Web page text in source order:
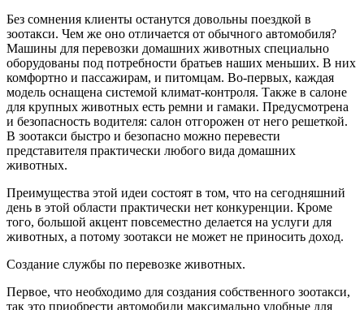
Без сомнения клиенты останутся довольны поездкой в
зоотакси. Чем же оно отличается от обычного автомобиля?
Машины для перевозки домашних животных специально
оборудованы под потребности братьев наших меньших. В них
комфортно и пассажирам, и питомцам. Во-первых, каждая
модель оснащена системой климат-контроля. Также в салоне
для крупных животных есть ремни и гамаки. Предусмотрена
и безопасность водителя: салон отгорожен от него решеткой.
В зоотакси быстро и безопасно можно перевести
представителя практически любого вида домашних
животных.
Преимущества этой идеи состоят в том, что на сегодняшний
день в этой области практически нет конкуренции. Кроме
того, большой акцент повсеместно делается на услуги для
животных, а потому зоотакси не может не приносить доход.
Создание службы по перевозке животных.
Первое, что необходимо для создания собственного зоотакси,
так это приобрести автомобили максимально удобные для